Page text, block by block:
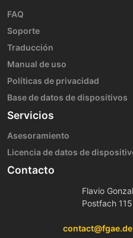
FAQ
Soporte
Traducción
Manual de uso
Políticas de privacidad
Base de datos de dispositivos
Servicios
Asesoramiento
Licencia de datos de
Contacto
Flavio
Postfach
contact@fgae.de